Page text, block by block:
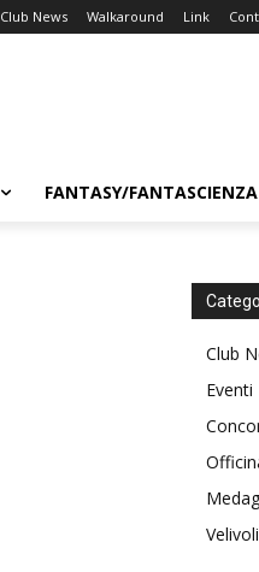
Club News Walkaround Link
FANTASY/FANTASCIENZA
Club
Eventi
Velivoli